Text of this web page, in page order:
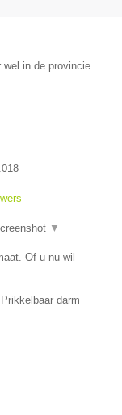
wel in de provincie
▼
Of u nu wil
darm